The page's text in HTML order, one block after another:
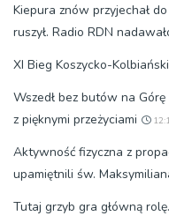
Kiepura znów przyjechał
ruszył. Radio RDN
XI Bieg Koszycko-
Wszedł bez butów na
z pięknymi przeżyciami
Aktywność fizyczna z
upamiętnili św.
Tutaj grzyb gra główną